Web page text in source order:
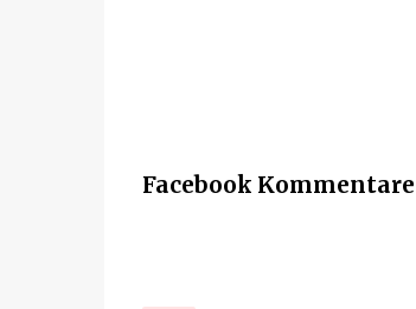
Facebook Kommentare